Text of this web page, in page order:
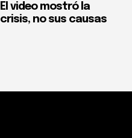
El video mostró la
crisis, no sus causas